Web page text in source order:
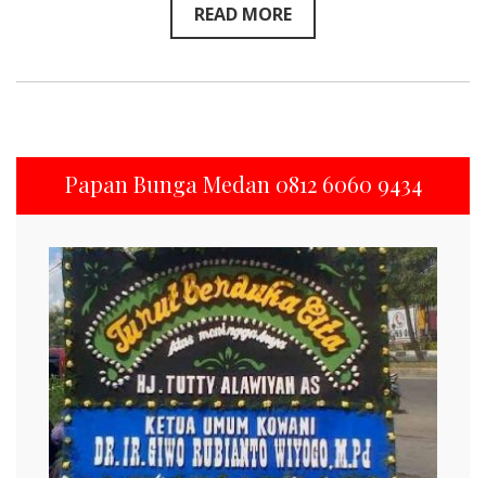
READ MORE
Papan Bunga Medan 0812 6060 9434